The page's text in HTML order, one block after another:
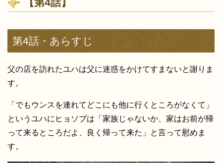
【第4話】
第4話・あらすじ
父の店を訪れたユハは父に迷惑をかけてすまないと謝りま
す。
「でもウンスを連れてどこにも他に行くところがなくて」
というユハにヒョソブは「家族じゃないか、家はお前が帰
って来るところだよ、良く帰って来た」と言って慰めま
す。